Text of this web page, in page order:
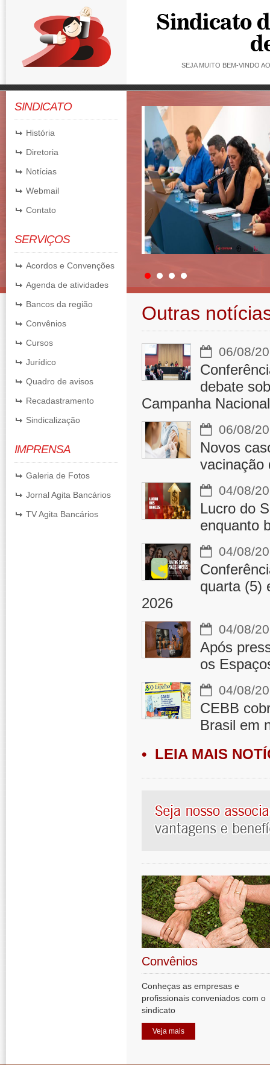
SEJA MUITO BEM-VINDO
SINDICATO
História
Diretoria
Notícias
Webmail
Contato
SERVIÇOS
Acordos e Convenções
Agenda de atividades
Bancos da região
Convênios
Cursos
Jurídico
Quadro de avisos
Recadastramento
Sindicalização
IMPRENSA
Galeria de Fotos
Jornal Agita Bancários
TV Agita Bancários
| HORÁRIO DE
Outras
06/08/
debate
Campanha
06/08/
Novos
vacinação
04/08/
Lucro do
enquanto
04/08/
quarta (5)
2026
04/08/
Após
os
04/08/
CEBB
Brasil em
• LEIA MAIS
Convênios
Conheças as empresas e
profissionais conveniados com o
sindicato
Veja mais